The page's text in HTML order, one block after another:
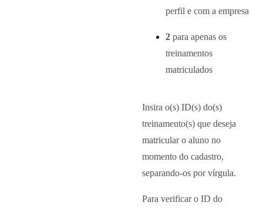
perfil e com a empresa
2 para apenas os
treinamentos
matriculados
Insira o(s) ID(s) do(s)
treinamento(s) que deseja
matricular o aluno no
momento do cadastro,
separando-os por vírgula.
Para verificar o ID do